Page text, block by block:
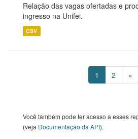
Relação das vagas ofertadas e
ingresso na Unifei.
CSV
1 2 »
Você também pode ter acesso a esses
(veja Documentação da API).